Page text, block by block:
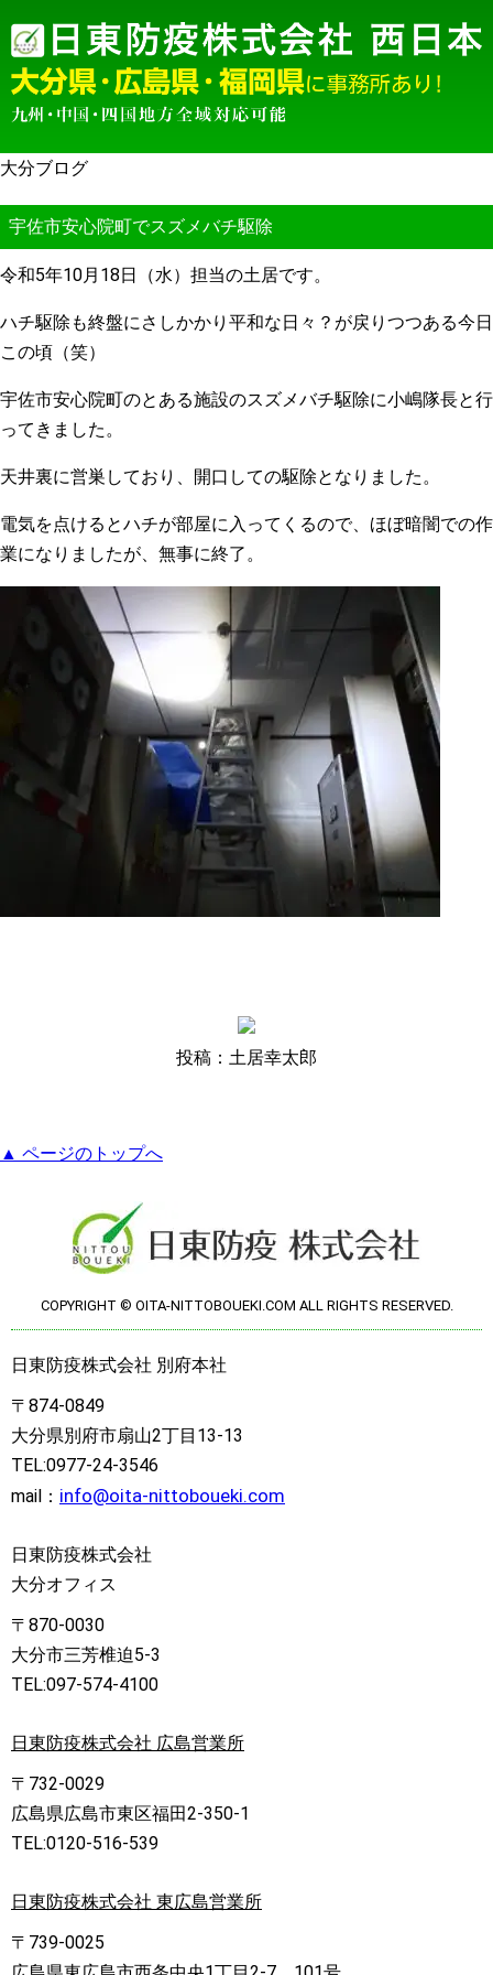
大分ブログ
宇佐市安心院町でスズメバチ駆除
令和5年10月 18日（水）担当の土居です。
ハチ駆除も終盤にさしかかり平和な日々？が戻りつつある今日
この頃（笑）
宇佐市安心院町のとある施設のスズメバチ駆除に小嶋隊長と行
ってきました。
天井裏に営巣しており、開口しての駆除となりました。
電気を点けるとハチが部屋に入ってくるので、ほぼ暗闇での作
業になりましたが、無事に終了。
投稿：土居幸太郎
▲ ページのトップへ
COPYRIGHT © OITA-NITTOBOUEKI.COM ALL RIGHTS RESERVED.
日東防疫株式会社 別府本社
〒874-0849
大分県別府市扇山2丁目13-13
TEL:0977-24-3546
mail： info@oita-nittoboueki.com
日東防疫株式会社
大分オフィス
〒870-0030
大分市三芳椎迫5-3
TEL:097-574-4100
日東防疫株式会社 広島営業所
〒732-0029
広島県広島市東区福田2-350-1
TEL:0120-516-539
日東防疫株式会社 東広島営業所
〒739-0025